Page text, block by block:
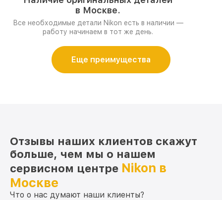
в Москве.
Все необходимые детали Nikon есть в наличии —
работу начинаем в тот же день.
Еще преимущества
Отзывы наших клиентов скажут
больше, чем мы о нашем
сервисном центре Nikon в
Москве
Что о нас думают наши клиенты?